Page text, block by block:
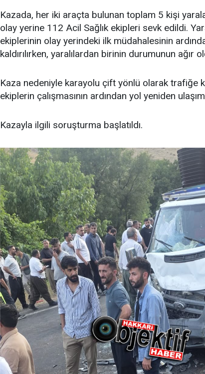
Kazada, her iki araçta bulunan toplam 5 kişi
olay yerine 112 Acil Sağlık ekipleri sevk edildi.
ekiplerinin olay yerindeki ilk müdahalesinin
kaldırılırken, yaralılardan birinin durumunun ağır
Kaza nedeniyle karayolu çift yönlü olarak trafiğe
ekiplerin çalışmasının ardından yol yeniden
Kazayla ilgili soruşturma başlatıldı.